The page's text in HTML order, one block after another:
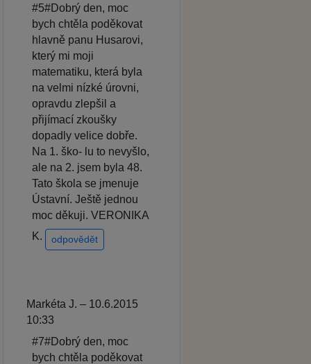
#5#Dobrý den, moc
bych chtěla poděkovat
hlavně panu Husarovi,
který mi moji
matematiku, která byla
na velmi nízké úrovni,
opravdu zlepšil a
přijímací zkoušky
dopadly velice dobře.
Na 1. ško- lu to nevyšlo,
ale na 2. jsem byla 48.
Tato škola se jmenuje
Ústavní. Ještě jednou
moc děkuji. VERONIKA
K.
odpovědět
Markéta J. – 10.6.2015
10:33
#7#Dobrý den, moc
bych chtěla poděkovat